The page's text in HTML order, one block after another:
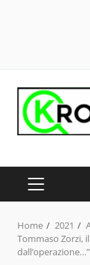
content
PRIMARY
Home 2021
Tommaso Zorzi,
dall’operazione…”